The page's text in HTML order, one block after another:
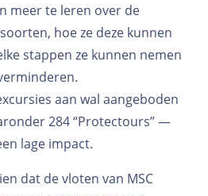
meer te leren over de
hoe ze deze kunnen
stappen ze kunnen nemen
aan wal aangeboden
284 “Protectours” —
lage impact.
dat de vloten van MSC